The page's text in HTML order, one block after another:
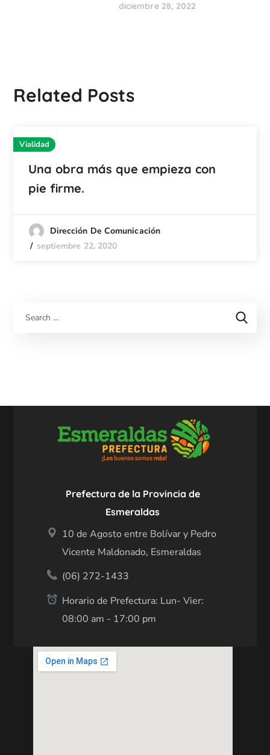
diciembre 28, 2022
Related Posts
Vialidad
Una obra más que empieza con
pie firme.
Dirección De Comunicación
septiembre 22, 2020
Prefectura de la Provincia de
Esmeraldas
10 de Agosto entre Bolívar y Pedro
Vicente Maldonado, Esmeraldas
(06) 272-1433
Horario de Prefectura: Lun- Vier:
08:00 am - 17:00 pm